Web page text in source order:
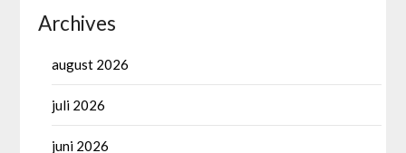
Archives
august 2026
juli 2026
juni 2026